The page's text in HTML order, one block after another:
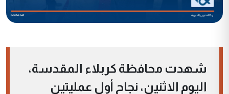
شهدت محافظة كربلاء المقدسة،
اليوم الاثنين، نجاح أول عمليتين